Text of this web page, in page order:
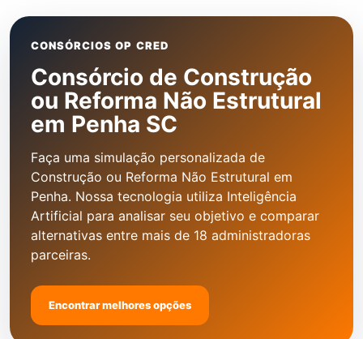
CONSÓRCIOS OP CRED
Consórcio de Construção
ou Reforma Não Estrutural
em Penha SC
Faça uma simulação personalizada de
Construção ou Reforma Não Estrutural em
Penha. Nossa tecnologia utiliza Inteligência
Artificial para analisar seu objetivo e comparar
alternativas entre mais de 18 administradoras
parceiras.
Encontrar melhores opções